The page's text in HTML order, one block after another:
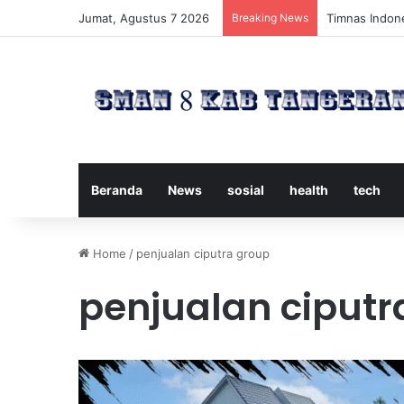
Jumat, Agustus 7 2026 Breaking News Timnas
Beranda News sosial health tech
Home / penjualan ciputra group
penjualan